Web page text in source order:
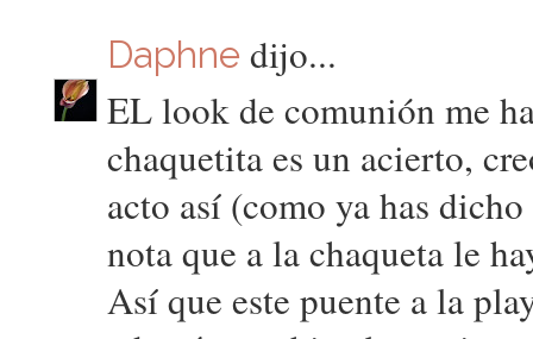
Daphne dijo...
EL look de comunión me
chaquetita es un acierto,
acto así (como ya has
nota que a la chaqueta le
Así que este puente a la